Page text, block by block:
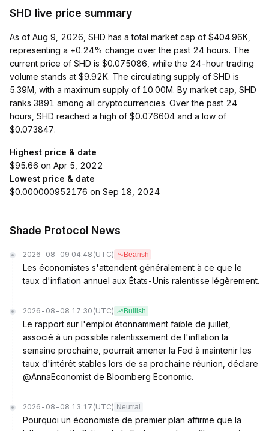
SHD live price summary
As of Aug 9, 2026, SHD has a total market cap of $404.96K,
representing a +0.24% change over the past 24 hours. The
current price of SHD is $0.075086, while the 24-hour trading
volume stands at $9.92K. The circulating supply of SHD is
5.39M, with a maximum supply of 10.00M. By market cap, SHD
ranks 3891 among all cryptocurrencies. Over the past 24
hours, SHD reached a high of $0.076604 and a low of
$0.073847.
Highest price & date
$95.66 on Apr 5, 2022
Lowest price & date
$0.000000952176 on Sep 18, 2024
Shade Protocol News
2026-08-09 04:48 (UTC) Bearish
Les économistes s'attendent généralement à ce que le
taux d'inflation annuel aux États-Unis ralentisse légèrement.
2026-08-08 17:30 (UTC) Bullish
Le rapport sur l'emploi étonnamment faible de juillet,
associé à un possible ralentissement de l'inflation la
semaine prochaine, pourrait amener la Fed à maintenir les
taux d'intérêt stables lors de sa prochaine réunion, déclare
@AnnaEconomist de Bloomberg Economic.
2026-08-08 13:17 (UTC) Neutral
Pourquoi un économiste de premier plan affirme que la